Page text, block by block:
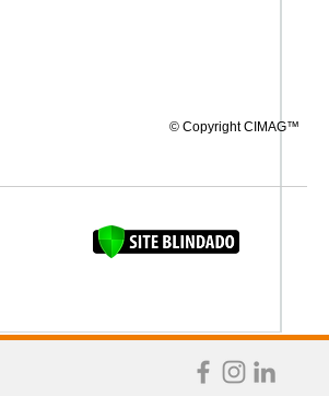
© Copyright CIMAG™